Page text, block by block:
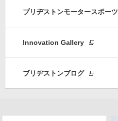
ブリヂストンモータースポーツ
Innovation Gallery
ブリヂストンブログ